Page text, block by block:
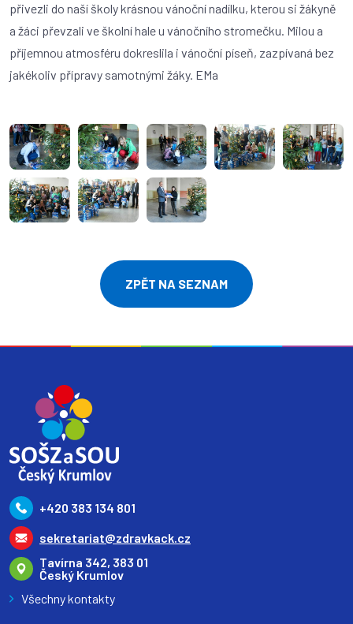
přivezli do naší školy krásnou vánoční nadílku, kterou si žákyně
a žáci převzali ve školní hale u vánočního stromečku. Milou a
příjemnou atmosféru dokreslila i vánoční píseň, zazpívaná bez
jakékoliv přípravy samotnými žáky. EMa
ZPĚT NA SEZNAM
+420 383 134 801
sekretariat@zdravkack.cz
Tavírna 342, 383 01
Český Krumlov
Všechny kontakty